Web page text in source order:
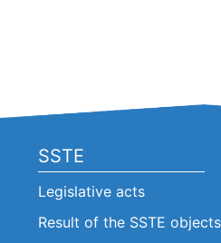
SSTE
Legislative acts
Result of the SSTE objects